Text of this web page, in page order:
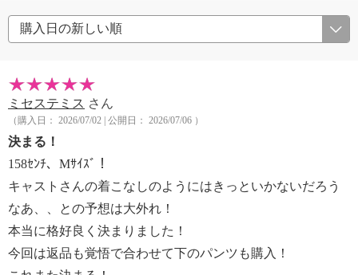
ミセステミス さん
（購入日： 2026/07/02 | 公開日： 2026/07/06 ）
決まる！
158ｾﾝﾁ、Mｻｲｽﾞ！
キャストさんの着こなしのようにはきっといかないだろう
なあ、、との予想は大外れ！
本当に格好良く決まりました！
今回は返品も覚悟で合わせて下のパンツも購入！